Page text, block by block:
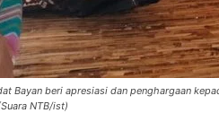
Bayan beri apresiasi dan penghargaan
NTB/ist)